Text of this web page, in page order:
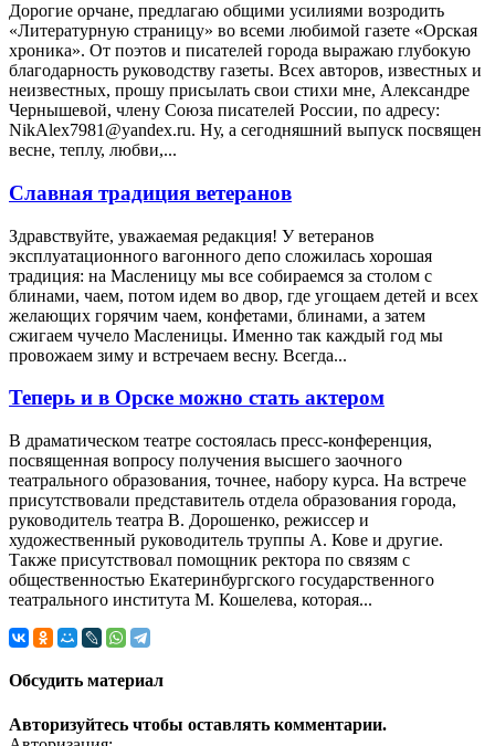
Дорогие орчане, предлагаю общими усилиями возродить
«Литературную страницу» во всеми любимой газете «Орская
хроника». От поэтов и писателей города выражаю глубокую
благодарность руководству газеты. Всех авторов, известных и
неизвестных, прошу присылать свои стихи мне, Александре
Чернышевой, члену Союза писателей России, по адресу:
NikAlex7981@yandex.ru. Ну, а сегодняшний выпуск посвящен
весне, теплу, любви,...
Славная традиция ветеранов
Здравствуйте, уважаемая редакция! У ветеранов
эксплуатационного вагонного депо сложилась хорошая
традиция: на Масленицу мы все собираемся за столом с
блинами, чаем, потом идем во двор, где угощаем детей и всех
желающих горячим чаем, конфетами, блинами, а затем
сжигаем чучело Масленицы. Именно так каждый год мы
провожаем зиму и встречаем весну. Всегда...
Теперь и в Орске можно стать актером
В драматическом театре состоялась пресс-конференция,
посвященная вопросу получения высшего заочного
театрального образования, точнее, набору курса. На встрече
присутствовали представитель отдела образования города,
руководитель театра В. Дорошенко, режиссер и
художественный руководитель труппы А. Кове и другие.
Также присутствовал помощник ректора по связям с
общественностью Екатеринбургского государственного
театрального института М. Кошелева, которая...
Обсудить материал
Авторизуйтесь чтобы оставлять комментарии.